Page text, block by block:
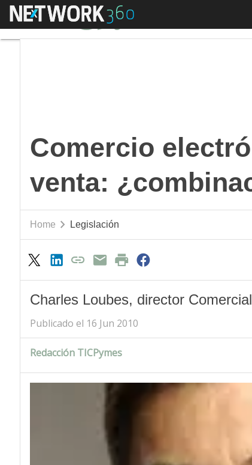
Menú
Comercio
venta:
Home Legislación
Charles Loubes, director
Publicado el 16 Jun 2010
Redacción TICPymes